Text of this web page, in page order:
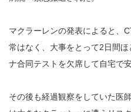
マクラーレンの発表によると、
常はなく、大事をとって2日間
ナ合同テストを欠席して自宅で
その後も経過観察をしていた医